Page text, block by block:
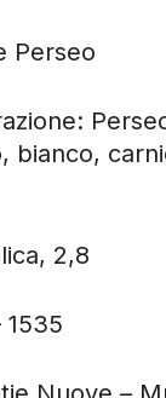
Perseo
2,8
1535